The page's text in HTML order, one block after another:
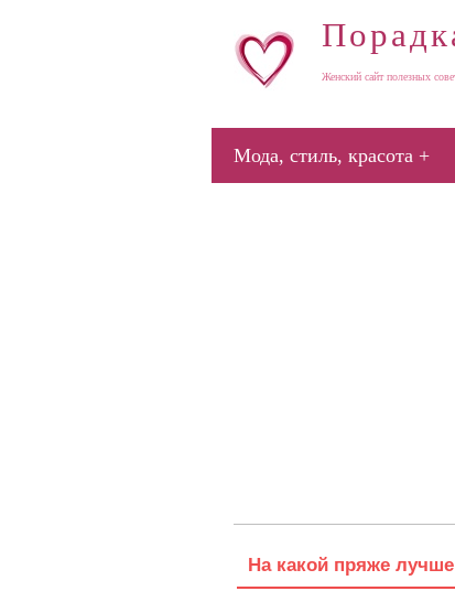
Женский сайт полезных
Мода, стиль, красота
На какой пряже